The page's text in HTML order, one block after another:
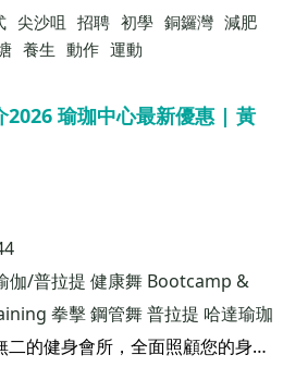
尖沙咀 招聘 初學 銅鑼灣 減肥
養生 動作 運動
2026 瑜珈中心最新優惠 | 黃
伽/普拉提 健康舞 Bootcamp &
拳擊鋼管舞普拉提 哈達瑜珈
Goji Studios是一間獨一無二的健身會所，全面照顧您的身心靈健康。我們深信， 只要您了解身體如何運作，再配合適當的飲食和運動來滋養身體，您將從內到外看到成果。 我們相信，即使生活在繁華的香港，只要您願意，您也可以活得健康。